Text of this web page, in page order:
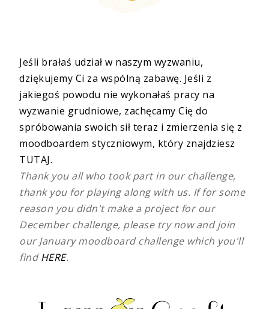
Jeśli brałaś udział w naszym wyzwaniu,
dziękujemy Ci za wspólną zabawę. Jeśli z
jakiegoś powodu nie wykonałaś pracy na
wyzwanie grudniowe, zachęcamy Cię do
spróbowania swoich sił teraz i zmierzenia się z
moodboardem styczniowym, który znajdziesz
TUTAJ.
Thank you all who took part in our challenge,
thank you for playing along with us. If for some
reason you didn't make a project for our
December challenge, please try now and join
our January moodboard challenge which you'll
findHERE.